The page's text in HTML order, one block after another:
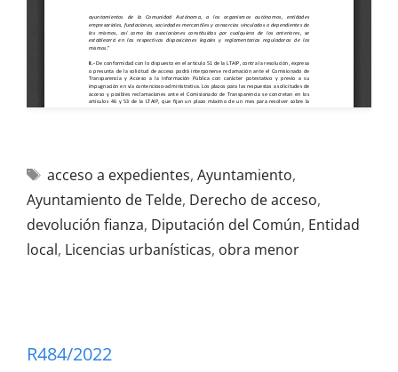
acceso a expedientes, Ayuntamiento,
Ayuntamiento de Telde, Derecho de acceso,
devolución fianza, Diputación del Común, Entidad
local, Licencias urbanísticas, obra menor
R484/2022